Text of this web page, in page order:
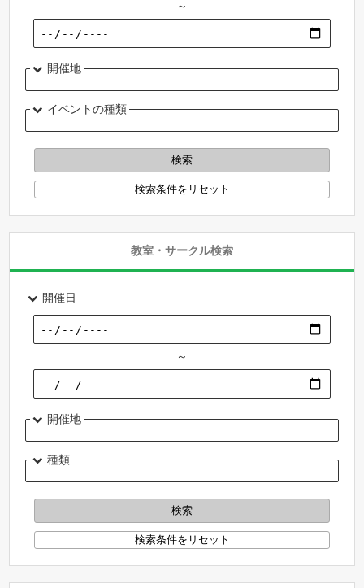
～
開催地
イベントの種類
教室・サークル検索
開催日
～
開催地
種類